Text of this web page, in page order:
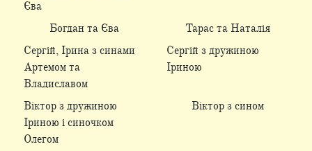
Єва
Богдан та Єва
Тарас та Наталія
Сергій, Ірина з синами
Артемом та
Владиславом
Сергій з дружиною
Іриною
Віктор з дружиною
Іриною і синочком
Олегом
Віктор з сином